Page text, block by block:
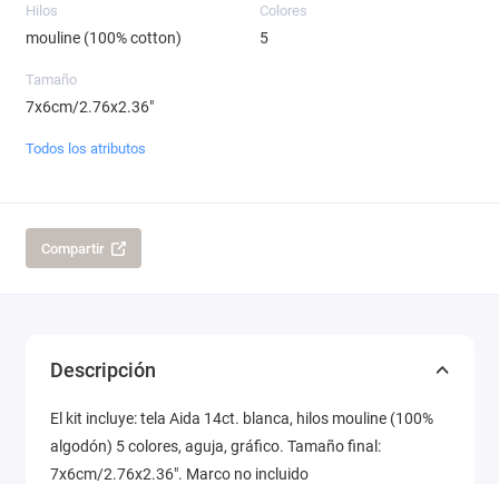
Hilos
mouline (100% cotton)
Colores
5
Tamaño
7x6cm/2.76x2.36"
Todos los atributos
Compartir
Descripción
El kit incluye: tela Aida 14ct. blanca, hilos mouline (100%
algodón) 5 colores, aguja, gráfico. Tamaño final:
7x6cm/2.76x2.36". Marco no incluido